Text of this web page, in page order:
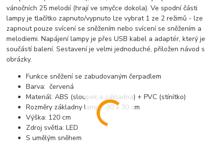
vánočních 25 melodií (hrají ve smyčce dokola). Ve spodní části
lampy je tlačítko zapnuto/vypnuto lze vybrat 1 ze 2 režimů - lze
zapnout pouze svícení se sněžením nebo svícení se sněžením a
melodiemi. Napájení lampy je přes USB kabel a adaptér, který je
součástí balení. Sestavení je velmi jednoduché, přiložen návod s
obrázky.
Funkce sněžení se zabudovaným čerpadlem
Barva: červená
Materiál: ABS (sloupek a základna) + PVC (stínítko)
Rozměry základny lampy: 30 x 30 cm
Výška: 120 cm
Zdroj světla: LED
S umělým sněhem